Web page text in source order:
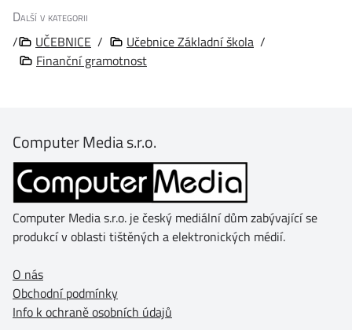
Další v kategorii
/
UČEBNICE / Učebnice Základní škola /
Finanční gramotnost
Computer Media s.r.o.
Computer Media s.r.o. je český mediální dům zabývající se
produkcí v oblasti tištěných a elektronických médií.
O nás
Obchodní podmínky
Info k ochraně osobních údajů